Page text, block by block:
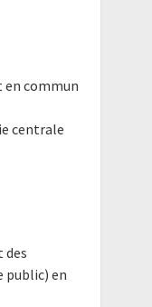
commun
centrale
des
public) en